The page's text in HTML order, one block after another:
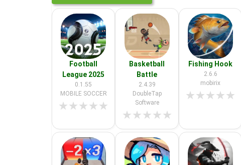
Football
League 2025
0.1.55
MOBILE SOCCER
★★★★★
Basketball
Battle
2.4.39
DoubleTap
Software
★★★★★
Fishing Hook
2.6.6
mobirix
★★★★★